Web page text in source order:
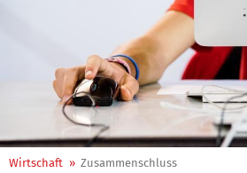
Wirtschaft » Zusammenschluss